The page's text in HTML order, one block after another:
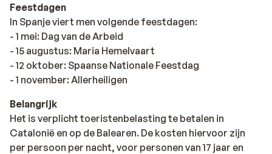
Feestdagen
In Spanje viert men volgende feestdagen:
- 1 mei: Dag van de Arbeid
- 15 augustus: Maria Hemelvaart
- 12 oktober: Spaanse Nationale Feestdag
- 1 november: Allerheiligen
Belangrijk
Het is verplicht toeristenbelasting te betalen in
Catalonië en op de Balearen. De kosten hiervoor zijn
per persoon per nacht, voor personen van 17 jaar en